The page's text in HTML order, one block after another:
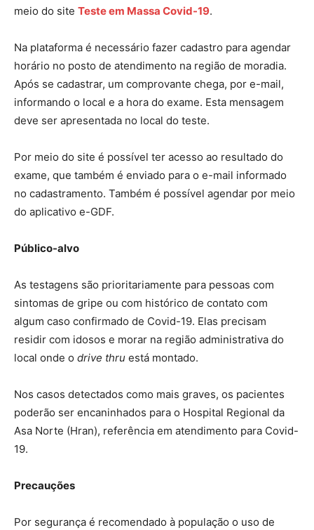
meio do site Teste em Massa Covid-19.
Na plataforma é necessário fazer cadastro para agendar
horário no posto de atendimento na região de moradia.
Após se cadastrar, um comprovante chega, por e-mail,
informando o local e a hora do exame. Esta mensagem
deve ser apresentada no local do teste.
Por meio do site é possível ter acesso ao resultado do
exame, que também é enviado para o e-mail informado
no cadastramento. Também é possível agendar por meio
do aplicativo e-GDF.
Público-alvo
As testagens são prioritariamente para pessoas com
sintomas de gripe ou com histórico de contato com
algum caso confirmado de Covid-19. Elas precisam
residir com idosos e morar na região administrativa do
local onde o drive thru está montado.
Nos casos detectados como mais graves, os pacientes
poderão ser encaninhados para o Hospital Regional da
Asa Norte (Hran), referência em atendimento para Covid-
19.
Precauções
Por segurança é recomendado à população o uso de